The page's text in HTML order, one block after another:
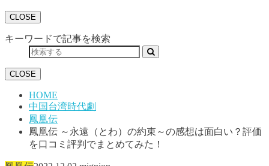
CLOSE
キーワードで記事を検索
CLOSE
HOME
中国台湾時代劇
鳳凰伝
鳳凰伝 ～永遠（とわ）の約束～の感想は面白い？評価
を口コミ評判でまとめてみた！